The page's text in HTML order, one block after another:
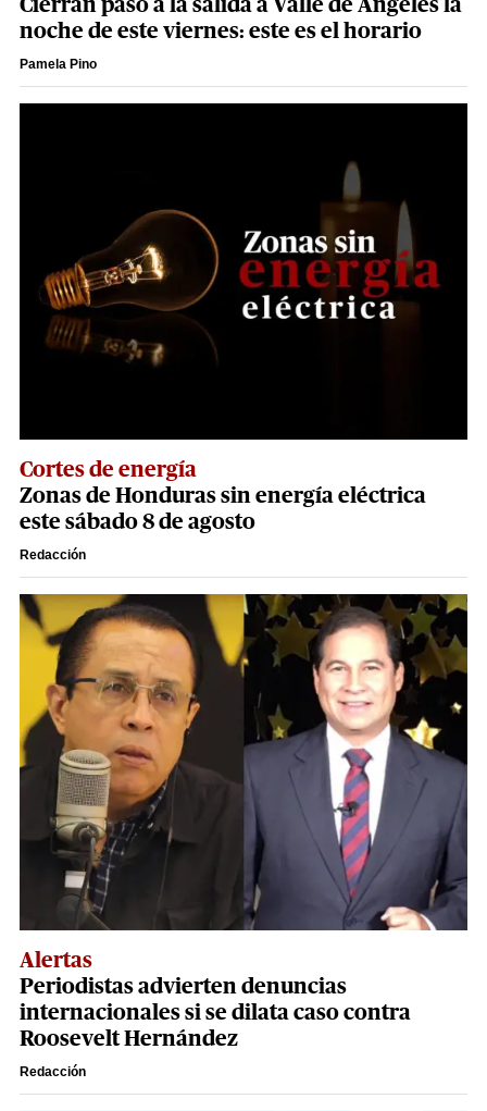
Cierran paso a la salida a Valle de Ángeles la
noche de este viernes: este es el horario
Pamela Pino
Cortes de energía
Zonas de Honduras sin energía eléctrica
este sábado 8 de agosto
Redacción
Alertas
Periodistas advierten denuncias
internacionales si se dilata caso contra
Roosevelt Hernández
Redacción